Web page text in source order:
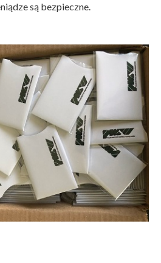
są bezpieczne.